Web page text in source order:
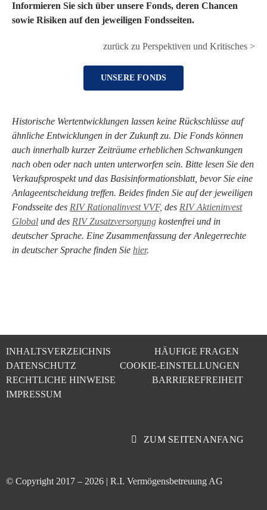
Informieren Sie sich über unsere Fonds, deren Chancen
sowie Risiken auf den jeweiligen Fondsseiten.
zurück zu Perspektiven und Kritisches >
UNSERE FONDS
Historische Wertentwicklungen lassen keine Rückschlüsse auf
ähnliche Entwicklungen in der Zukunft zu. Die Fonds können
auch innerhalb kurzer Zeiträume erheblichen Schwankungen
nach oben oder nach unten unterworfen sein. Bitte lesen Sie den
Verkaufsprospekt und das Basisinformationsblatt, bevor Sie eine
Anlageentscheidung treffen. Beides finden Sie auf der jeweiligen
Fondsseite des RIV Rationalinvest VVF, des RIV Aktieninvest
Globalund des RIV Zusatzversorgungkostenfrei und in
deutscher Sprache. Eine Zusammenfassung der Anlegerrechte
in deutscher Sprache finden Sie hier.
INHALTSVERZEICHNIS
HÄUFIGE FRAGEN
DATENSCHUTZ
COOKIE-EINSTELLUNGEN
RECHTLICHE HINWEISE
BARRIEREFREIHEIT
IMPRESSUM
ZUM SEITENANFANG
© Copyright 2017 – 2026 | R.I. Vermögensbetreuung AG